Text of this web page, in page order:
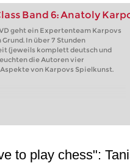
Band 6: Anatoly
geht ein Expertenteam Karpovs
Grund. In über 7 Stunden
(jeweils komplett deutsch und
die Autoren vier
von Karpovs Spielkunst.
to play chess":